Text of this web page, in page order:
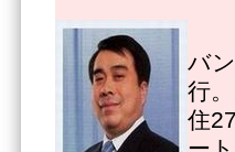
バ
行
住